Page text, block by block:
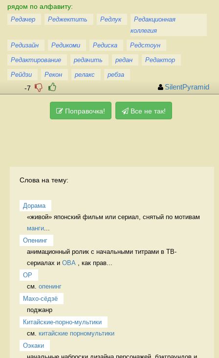
рядом по алфавиту:
Редачер Реджектить Редлук
Редакционная
коллегия
Редизайн
Редикоми Редиска
Редстоун
Редактирование
редачить редан
Редактор
Рейдзи
Рекон релакс ребза
-7 SilentPyramid
Поправочка! Все не так!
Слова на тему:
Дорама
манги
Опенинг
анимационный ролик с начальными титрами в ТВ-
сериалах и OВА , как прав...
OP
см. опенинг
Махо-сёдзё
поджанр
Китайские-порно-мультики
см. китайские порномультики
Оэкаки